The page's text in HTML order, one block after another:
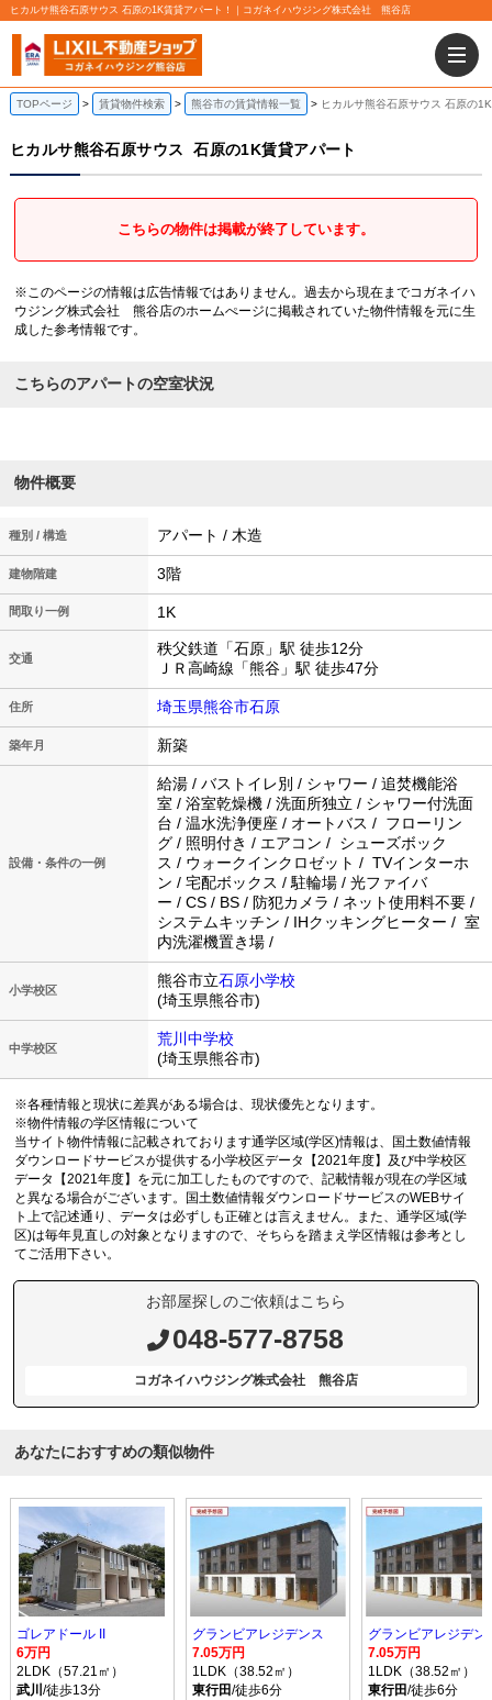
ヒカルサ熊谷石原サウス 石原の1K賃貸アパート！｜コガネイハウジング株式会社 熊谷店
TOPページ 賃貸物件検索 熊谷市の賃貸情報一覧 ヒカルサ熊谷石原サウス 石原の
ヒカルサ熊谷石原サウス 石原の1K賃貸アパート
こちらの物件は掲載が終了しています。
※このページの情報は広告情報ではありません。過去から現在までコガネイハ
ウジング株式会社 熊谷店のホームぺージに掲載されていた物件情報を元に生
成した参考情報です。
こちらのアパートの空室状況
物件概要
種別 / 構造 アパート / 木造
建物階建 3階
間取り一例 1K
交通
秩父鉄道「石原」駅 徒歩12分
ＪＲ高崎線「熊谷」駅 徒歩47分
住所 埼玉県熊谷市石原
築年月 新築
設備・条件の一例
給湯 / バストイレ別 / シャワー / 追焚機能浴
室 / 浴室乾燥機 / 洗面所独立 / シャワー付洗面
台 / 温水洗浄便座 / オートバス / フローリン
グ / 照明付き / エアコン / シューズボック
ス / ウォークインクロゼット / TVインターホ
ン / 宅配ボックス / 駐輪場 / 光ファイバ
ー / CS / BS / 防犯カメラ / ネット使用料不要 /
システムキッチン / IHクッキングヒーター / 室
内洗濯機置き場 /
小学校区
熊谷市立石原小学校
(埼玉県熊谷市)
中学校区
荒川中学校
(埼玉県熊谷市)
※各種情報と現状に差異がある場合は、現状優先となります。
※物件情報の学区情報について
当サイト物件情報に記載されております通学区域(学区)情報は、国土数値情報
ダウンロードサービスが提供する小学校区データ【2021年度】及び中学校区
データ【2021年度】を元に加工したものですので、記載情報が現在の学区域
と異なる場合がございます。国土数値情報ダウンロードサービスのWEBサイ
ト上で記述通り、データは必ずしも正確とは言えません。また、通学区域(学
区)は毎年見直しの対象となりますので、そちらを踏まえ学区情報は参考とし
てご活用下さい。
お部屋探しのご依頼はこちら
048-577-8758
コガネイハウジング株式会社 熊谷店
あなたにおすすめの類似物件
ゴレアドール II
6万円
2LDK（57.21㎡）
武川 /徒歩13分
グランビアレジデンス
7.05万円
1LDK（38.52㎡）
東行田/徒歩6分
グランビアレジデン
7.05万円
1LDK（38.52㎡）
東行田/徒歩6分